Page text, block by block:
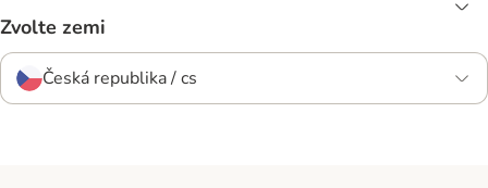
Zvolte zemi
Česká republika / cs